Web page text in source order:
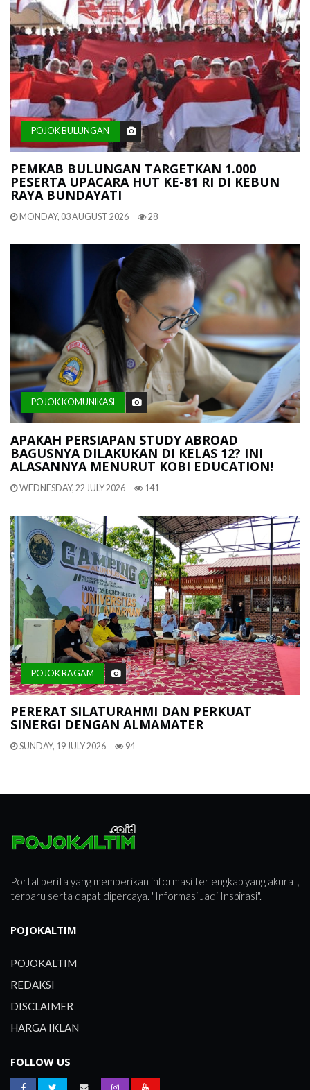
POJOK BULUNGAN
PEMKAB BULUNGAN TARGETKAN 1.000
PESERTA UPACARA HUT KE-81 RI DI KEBUN
RAYA BUNDAYATI
MONDAY, 03 AUGUST 2026 28
POJOK KOMUNIKASI
APAKAH PERSIAPAN STUDY ABROAD
BAGUSNYA DILAKUKAN DI KELAS 12? INI
ALASANNYA MENURUT KOBI EDUCATION!
WEDNESDAY, 22 JULY 2026 141
POJOK RAGAM
PERERAT SILATURAHMI DAN PERKUAT
SINERGI DENGAN ALMAMATER
SUNDAY, 19 JULY 2026 94
Portal berita yang memberikan informasi terlengkap yang akurat,
terbaru serta dapat dipercaya. "Informasi Jadi Inspirasi".
POJOKALTIM
POJOKALTIM
REDAKSI
DISCLAIMER
HARGA IKLAN
FOLLOW US